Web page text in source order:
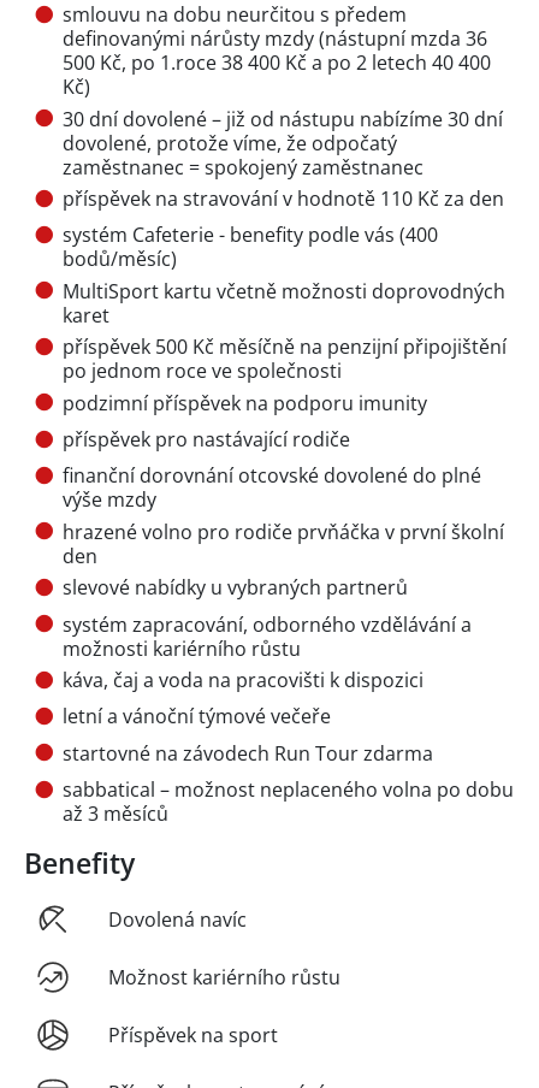
smlouvu na dobu neurčitou s předem
definovanými nárůsty mzdy (nástupní mzda 36
500 Kč, po 1.roce 38 400 Kč a po 2 letech 40 400
Kč)
30 dní dovolené – již od nástupu nabízíme 30 dní
dovolené, protože víme, že odpočatý
zaměstnanec = spokojený zaměstnanec
příspěvek na stravování v hodnotě 110 Kč za den
systém Cafeterie - benefity podle vás (400
bodů/měsíc)
MultiSport kartu včetně možnosti doprovodných
karet
příspěvek 500 Kč měsíčně na penzijní připojištění
po jednom roce ve společnosti
podzimní příspěvek na podporu imunity
příspěvek pro nastávající rodiče
finanční dorovnání otcovské dovolené do plné
výše mzdy
hrazené volno pro rodiče prvňáčka v první školní
den
slevové nabídky u vybraných partnerů
systém zapracování, odborného vzdělávání a
možnosti kariérního růstu
káva, čaj a voda na pracovišti k dispozici
letní a vánoční týmové večeře
startovné na závodech Run Tour zdarma
sabbatical – možnost neplaceného volna po dobu
až 3 měsíců
Benefity
Dovolená navíc
Možnost kariérního růstu
Příspěvek na sport